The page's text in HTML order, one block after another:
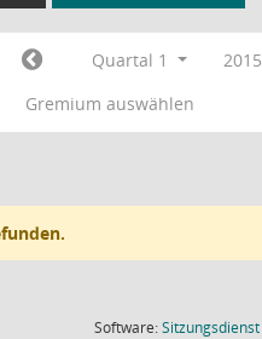
Quartal 1
2015
Gremium auswählen
Software:Sitzungsdienst